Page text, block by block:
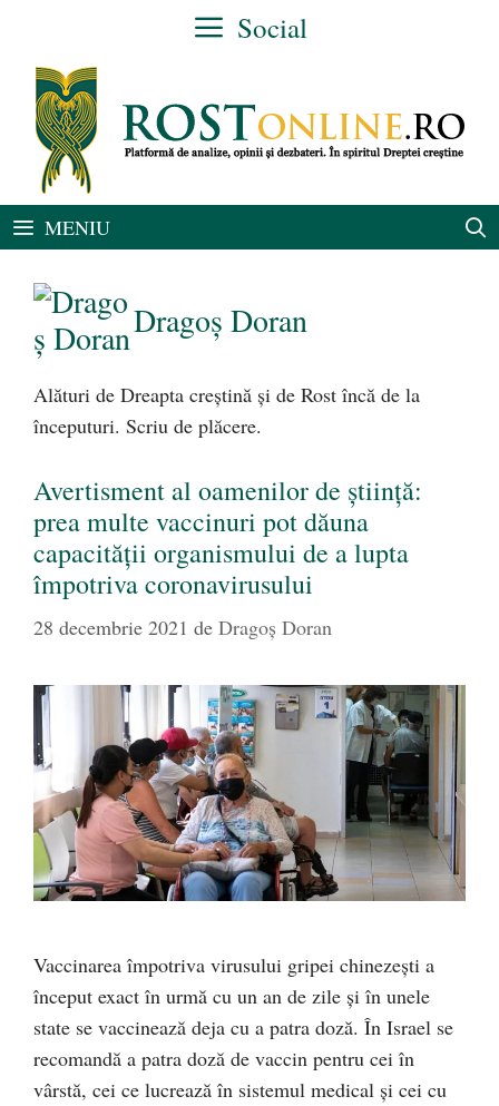
conținut
Social
MENIU
Dragoș Doran
Alături de Dreapta creștină și de Rost încă de la
începuturi. Scriu de plăcere.
Avertisment al oamenilor de știință:
prea multe vaccinuri pot dăuna
capacității organismului de a lupta
împotriva coronavirusului
28 decembrie 2021 de Dragoș Doran
Vaccinarea împotriva virusului gripei chinezești a
început exact în urmă cu un an de zile și în unele
state se vaccinează deja cu a patra doză. În Israel se
recomandă a patra doză de vaccin pentru cei în
vârstă, cei ce lucrează în sistemul medical și cei cu